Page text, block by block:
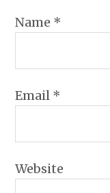
Name *
Email *
Website